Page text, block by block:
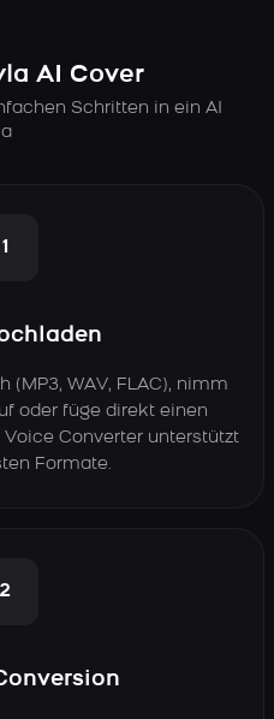
AI Cover
Schritten in ein AI
1
(MP3, WAV, FLAC), nimm
oder füge direkt einen
Voice Converter unterstützt
Formate.
2